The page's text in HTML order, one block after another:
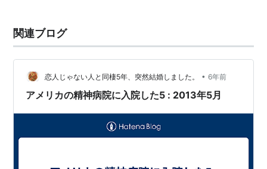
関連ブログ
恋人じゃない人と同棲5年、突然結婚しました。 • 6年前
アメリカの精神病院に入院した5 : 2013年5月